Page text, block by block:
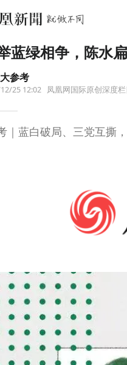
蓝绿相争，陈水
参考
25 12:02 凤凰网国际原创深度栏
｜蓝白破局、三党互撕